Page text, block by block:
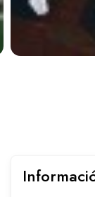
Guía de